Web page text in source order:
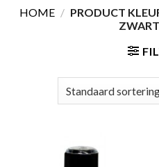
HOME / PRODUCT